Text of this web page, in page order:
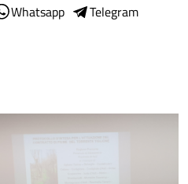
Whatsapp
Telegram